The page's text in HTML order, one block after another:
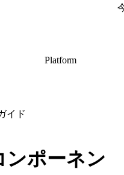
Platform
イド
ンポーネン